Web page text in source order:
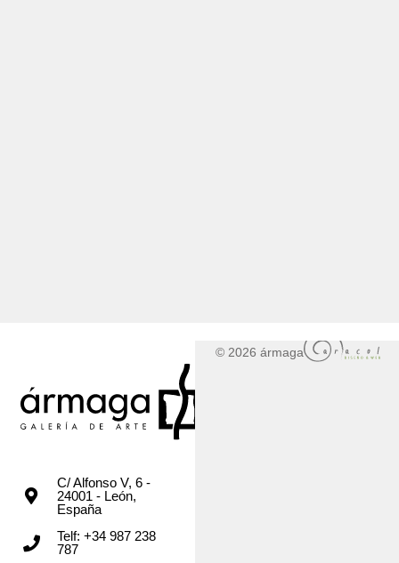
C/ Alfonso V, 6 -
24001 - León,
España
Telf: +34 987 238
787
© 2026 ármaga